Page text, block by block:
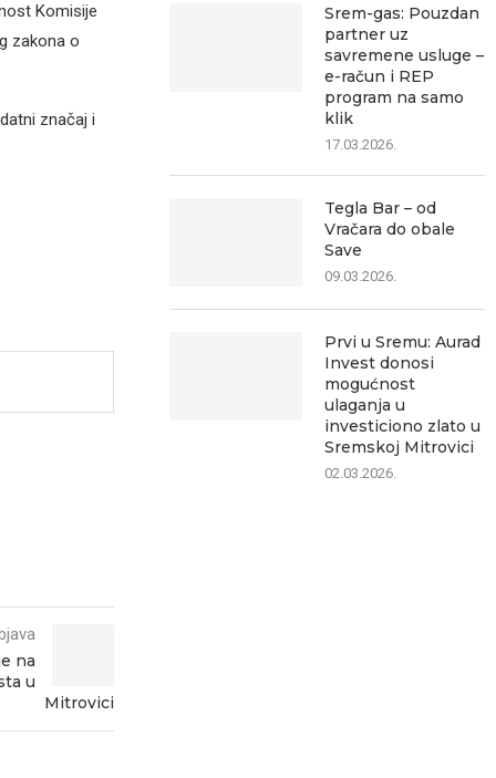
Komisije
zakona o
značaj i
na
u
Mitrovici
Srem-gas: Pouzdan
partner uz
savremene usluge –
e-račun i REP
program na samo
klik
17.03.2026.
Tegla Bar – od
Vračara do obale
Save
09.03.2026.
Prvi u Sremu: Aurad
Invest donosi
mogućnost
ulaganja u
investiciono zlato u
Sremskoj Mitrovici
02.03.2026.